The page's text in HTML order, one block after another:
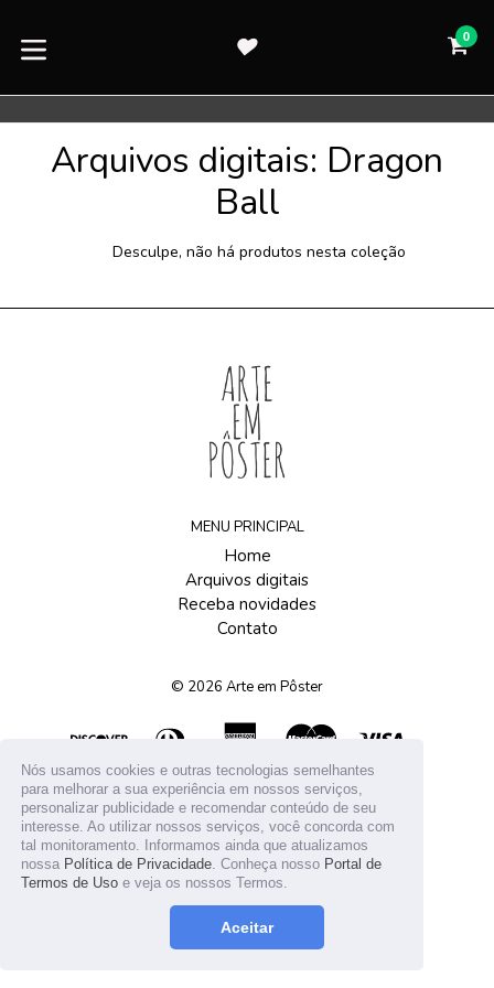
Nós usamos cookies e outras tecnologias semelhantes
para melhorar a sua experiência em nossos serviços,
personalizar publicidade e recomendar conteúdo de seu
interesse. Ao utilizar nossos serviços, você concorda com
tal monitoramento. Informamos ainda que atualizamos
nossa Política de Privacidade . Conheça nosso Portal de
Termos de Uso e veja os nossos Termos.
Aceitar
para
0
Arquivos digitais: Dragon
Ball
Desculpe, não há produtos nesta coleção
MENU PRINCIPAL
Home
Arquivos digitais
Receba novidades
Contato
© 2026 Arte em Pôster